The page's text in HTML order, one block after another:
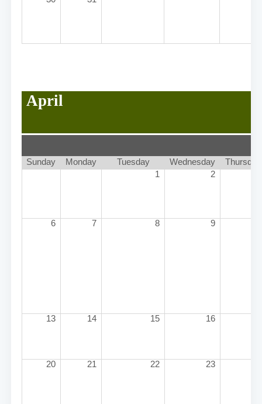
April
Sunday Monday Tuesday Wednesday
Thursday
1
2
6 7 8 9
13 14 15 16
20 21 22 23